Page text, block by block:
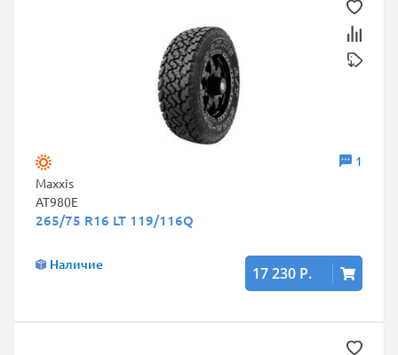
1
Maxxis
AT980E
265/75 R16 LT 119/116Q
Наличие 17 230 Р.